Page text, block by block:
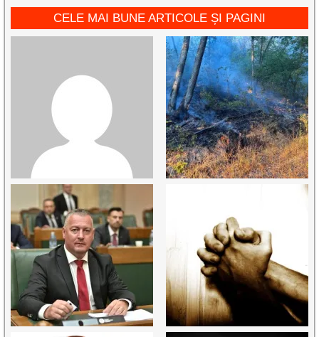
CELE MAI BUNE ARTICOLE ȘI PAGINI